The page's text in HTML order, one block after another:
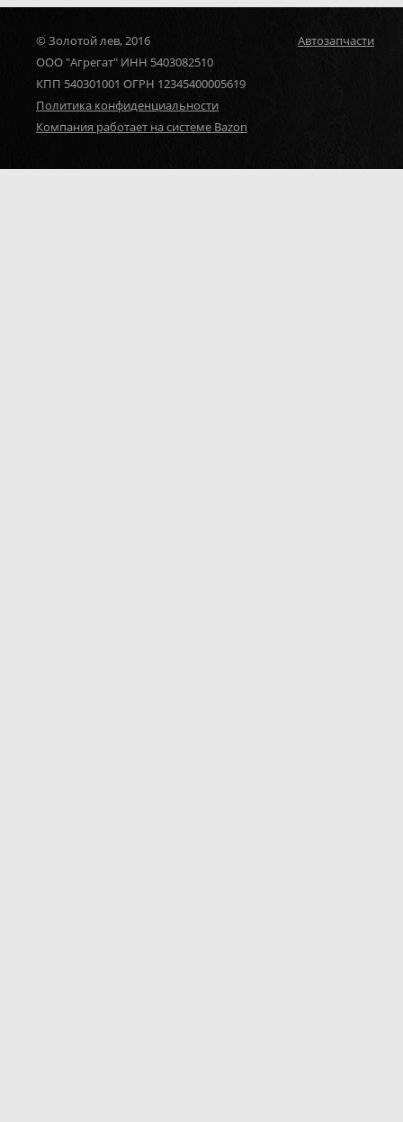
© Золотой лев, 2016
ООО "Агрегат" ИНН 5403082510
КПП 540301001 ОГРН 12345400005619
Политика конфиденциальности
Компания работает на системе Bazon
Автозапчасти